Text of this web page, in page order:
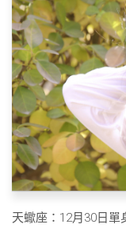
天蠍座：12月30日